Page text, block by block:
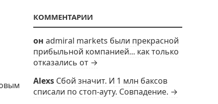
КОММЕНТАРИИ
он admiral markets были прекрасной
прибыльной компанией... как только
отказались от →
Alexs Сбой значит. И 1 млн баксов
списали по стоп-ауту. Совпадение. →